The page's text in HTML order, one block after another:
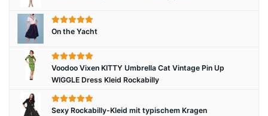
On the Yacht
Voodoo Vixen KITTY Umbrella Cat Vintage Pin Up
WIGGLE Dress Kleid Rockabilly
Sexy Rockabilly-Kleid mit typischem Kragen